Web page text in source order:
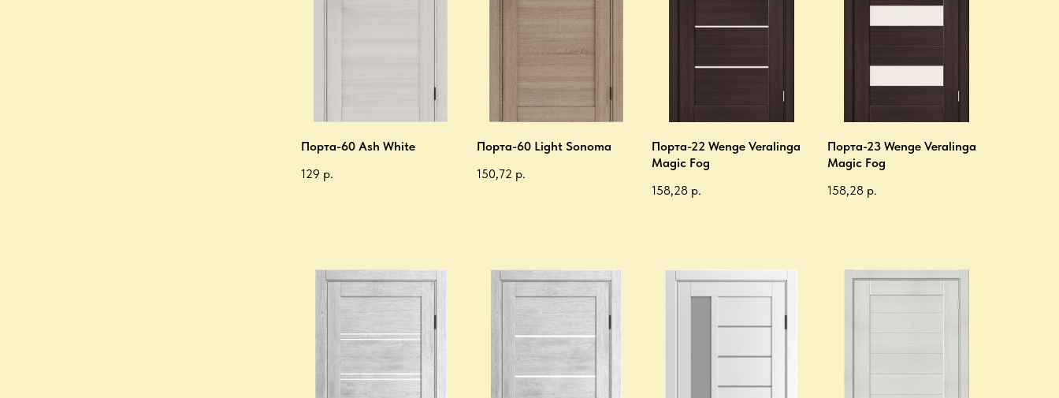
Порта-60 Ash White
129 р.
Порта-60 Light Sonoma
150,72 р.
Порта-22 Wenge Veralinga
Magic Fog
158,28 р.
Порта-23 Wenge Veralinga
Magic Fog
158,28 р.